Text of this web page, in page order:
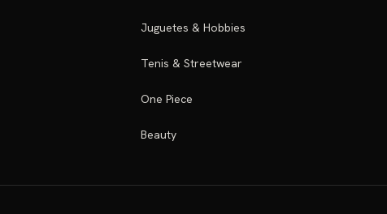
Juguetes & Hobbies
Tenis & Streetwear
One Piece
Beauty